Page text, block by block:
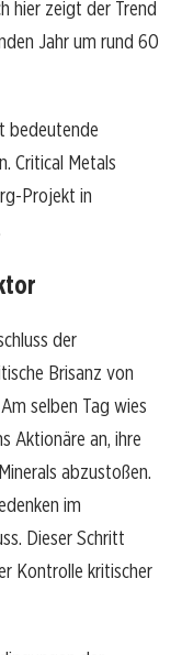
hier zeigt der Trend
Jahr um rund 60
bedeutende
Critical Metals
Projekt in
der
Brisanz von
selben Tag wies
Aktionäre an, ihre
abzustoßen.
im
Dieser Schritt
Kontrolle kritischer